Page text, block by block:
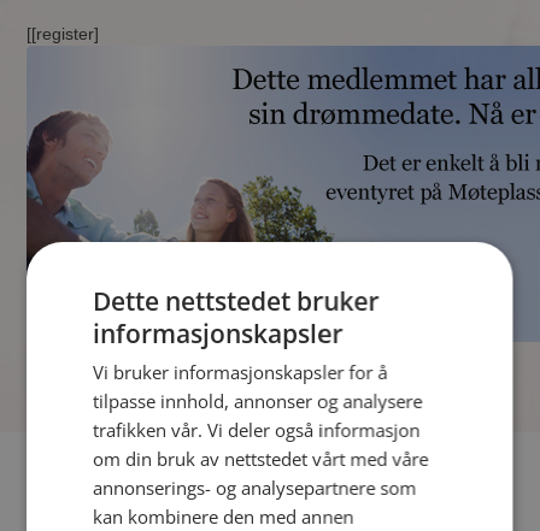
[[register]
Fler single
Dette nettstedet bruker
informasjonskapsler
Vi bruker informasjonskapsler for å
tilpasse innhold, annonser og analysere
trafikken vår. Vi deler også informasjon
om din bruk av nettstedet vårt med våre
annonserings- og analysepartnere som
kan kombinere den med annen